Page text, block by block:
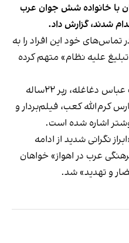
با خانواده شش جوان عرب
خود این افراد را به
علیه نظام» متهم کرده
در این گزارش از جمله به بازداشت عباس دغاغله، رپر ۲۲ساله
کرم‌الله کعب، فیلم‌بردار و
اشاره شده است.
نگرانی شدید از ادامه
عرب در اهواز» خواهان
و تهدید» شد.